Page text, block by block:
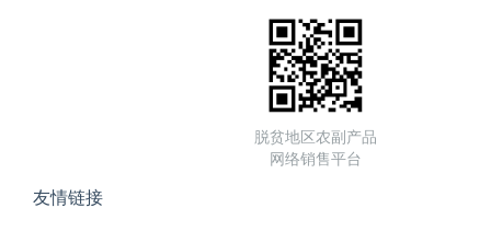
脱贫地区农副产品
网络销售平台
友情链接